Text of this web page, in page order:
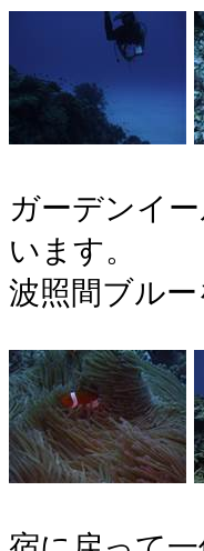
ガーデンイ
います。
波照間ブルー